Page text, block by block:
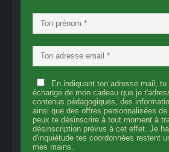
En indiquant ton adresse mail,
échange de mon cadeau que je
contenus pédagogiques, des
ainsi que des offres personnalisées
peux te désinscrire à tout moment à
désinscription prévus à cet effet. Je
d'inquiétude tes coordonnées restent
mes mains.